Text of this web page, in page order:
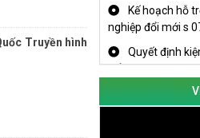
Truyền hình
10/3/2025)"
Kế hoạch hỗ
nghiệp đổi mới s
Quyết định
Tổ giúp việc B07/